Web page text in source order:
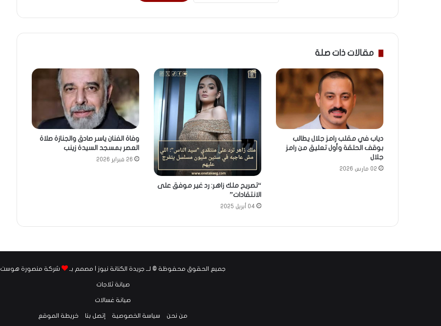
مقالات ذات صلة
دياب في مقلب رامز جلال يطالب
بوقف الحلقة وأول تعليق من رامز
جلال
02 مارس 2026
“تصريح ملك زاهر: رد غير موفق على
الانتقادات”
04 أبريل 2025
وفاة الفنان ياسر صادق والجنازة صلاة
العصر بمسجد السيدة زينب
26 فبراير 2026
جميع الحقوق محفوظة © لــ جريدة الكنانة نيوز | مصمم بـ شركة منصورة هوست
صيانة ثلاجات
صيانة غسالات
من نحن سياسة الخصوصية إتصل بنا خريطة الموقع